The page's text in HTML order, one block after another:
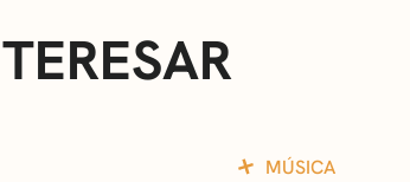
MÚSICA